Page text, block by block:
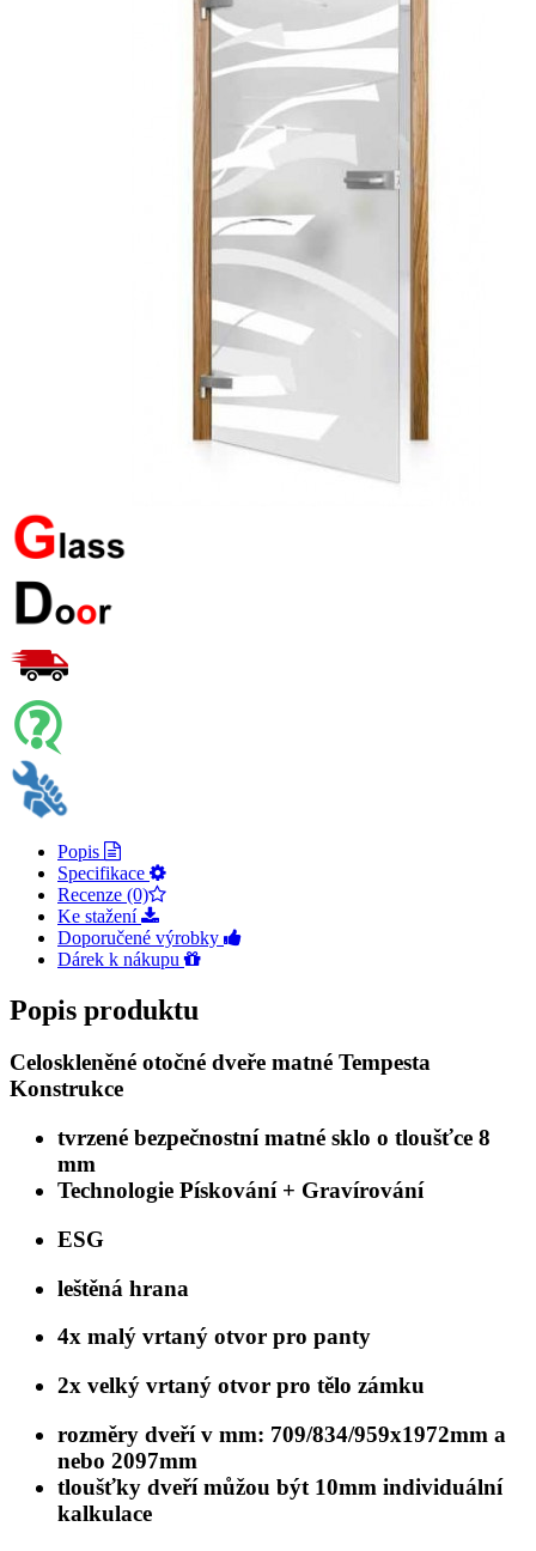
Popis
Specifikace
Recenze (0)
Ke stažení
Doporučené výrobky
Dárek k nákupu
Popis produktu
Celoskleněné otočné dveře matné Tempesta
Konstrukce
tvrzené bezpečnostní matné sklo o tloušťce 8
mm
Technologie Pískování + Gravírování
ESG
leštěná hrana
4x malý vrtaný otvor pro panty
2x velký vrtaný otvor pro tělo zámku
rozměry dveří v mm: 709/834/959x1972mm a
nebo 2097mm
tloušťky dveří můžou být 10mm individuální
kalkulace